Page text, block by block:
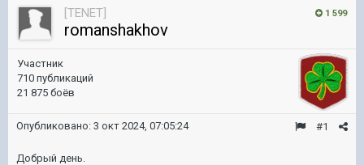
1 599
[TENET]
romanshakhov
Участник
710 публикаций
21 875 боёв
#1
Опубликовано: 3 окт 2024, 07:05:24
Добрый день.